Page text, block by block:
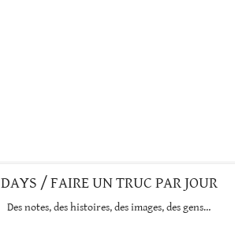
DAYS / FAIRE UN TRUC PAR JOUR
Des notes, des histoires, des images, des gens…